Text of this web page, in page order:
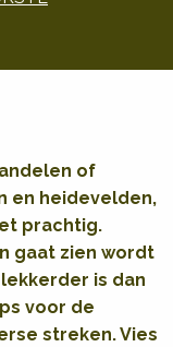
of
en heidevelden,
prachtig.
gaat zien wordt
is dan
voor de
streken. Vies